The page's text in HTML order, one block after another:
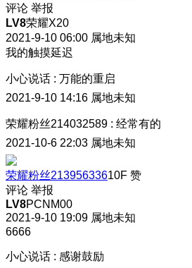
评论 举报
LV8荣耀X20
2021-9-10 06:00 属地未知
我的触摸延迟
小心说话 : 万能的重启
2021-9-10 14:16 属地未知
荣耀粉丝214032589 : 经常有的
2021-10-6 22:03 属地未知
荣耀粉丝21395633610F 赞
评论 举报
LV8PCNM00
2021-9-10 19:09 属地未知
6666
小心说话 : 感谢鼓励